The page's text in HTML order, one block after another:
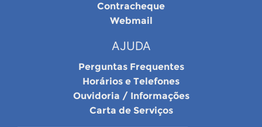
Contracheque
Webmail
AJUDA
Perguntas Frequentes
Horários e Telefones
Ouvidoria / Informações
Carta de Serviços